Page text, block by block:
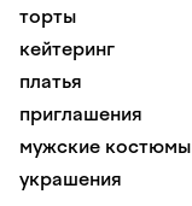
торты
кейтеринг
платья
приглашения
мужские костюмы
украшения